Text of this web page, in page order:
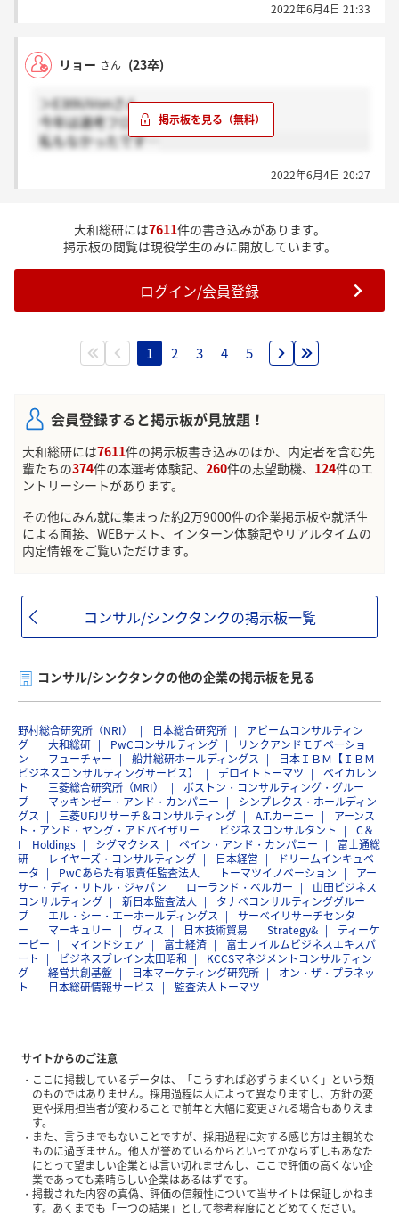
2022年6月4日 21:33
リョー さん (23卒)
＞E3I9UVonさん
今年は選考フロー全然違いますよね…
私もなかったです…
2022年6月4日 20:27
大和総研には7611件の書き込みがあります。
掲示板の閲覧は現役学生のみに開放しています。
ログイン/会員登録
1 2 3 4 5
会員登録すると掲示板が見放題！
大和総研には7611件の掲示板書き込みのほか、内定者を含む先
輩たちの374件の本選考体験記、 260件の志望動機、 124件のエ
ントリーシートがあります。
その他にみん就に集まった約2万9000件の企業掲示板や就活生
による面接、WEBテスト、インターン体験記やリアルタイムの
内定情報をご覧いただけます。
コンサル/シンクタンクの掲示板一覧
コンサル/シンクタンクの他の企業の掲示板を見る
野村総合研究所（NRI） 日本総合研究所
アビームコンサルティン
グ
大和総研 PwCコンサルティング
リンクアンドモチベーショ
ン
フューチャー 船井総研ホールディングス
日本ＩＢＭ【ＩＢＭ
ビジネスコンサルティングサービス】
デロイトトーマツ
ベイカレン
ト
三菱総合研究所（MRI）
ボストン・コンサルティング・グルー
プ
マッキンゼー・アンド・カンパニー
シンプレクス・ホールディン
グス
三菱UFJリサーチ＆コンサルティング A.T.カーニー
アーンス
ト・アンド・ヤング・アドバイザリー
ビジネスコンサルタント
C＆
I Holdings
シグマクシス ベイン・アンド・カンパニー
富士通総
研
レイヤーズ・コンサルティング 日本経営
ドリームインキュベ
ータ
PwCあらた有限責任監査法人 トーマツイノベーション
アー
サー・ディ・リトル・ジャパン
ローランド・ベルガー
山田ビジネス
コンサルティング
新日本監査法人
タナベコンサルティンググルー
プ
エル・シー・エーホールディングス
サーベイリサーチセンタ
ー
マーキュリー ヴィス 日本技術貿易 Strategy&
ティーケ
ーピー
マインドシェア 富士経済
富士フイルムビジネスエキスパ
ート
ビジネスブレイン太田昭和
KCCSマネジメントコンサルティン
グ
経営共創基盤 日本マーケティング研究所
オン・ザ・プラネッ
ト
日本総研情報サービス 監査法人トーマツ
サイトからのご注意
ここに掲載しているデータは、「こうすれば必ずうまくいく」という類
のものではありません。採用過程は人によって異なりますし、方針の変
更や採用担当者が変わることで前年と大幅に変更される場合もありえま
す。
また、言うまでもないことですが、採用過程に対する感じ方は主観的な
ものに過ぎません。他人が誉めているからといってかならずしもあなた
にとって望ましい企業とは言い切れませんし、ここで評価の高くない企
業であっても素晴らしい企業はあるはずです。
掲載された内容の真偽、評価の信頼性について当サイトは保証しかねま
す。あくまでも「一つの結果」として参考程度にとどめてください。